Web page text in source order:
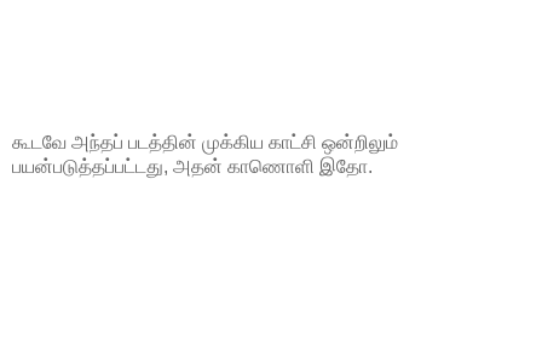
கூடவே அந்தப் படத்தின் முக்கிய காட்சி ஒன்றிலும்
பயன்படுத்தப்பட்டது, அதன் காணொளி இதோ.